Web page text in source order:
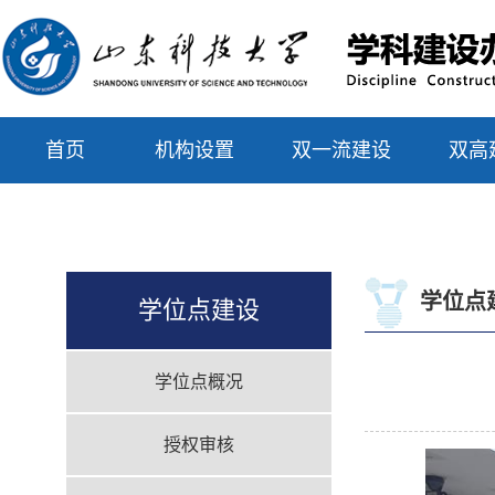
首页 机构设置 双一流建设 双高
学位点建设
学位点概况
授权审核
学位点